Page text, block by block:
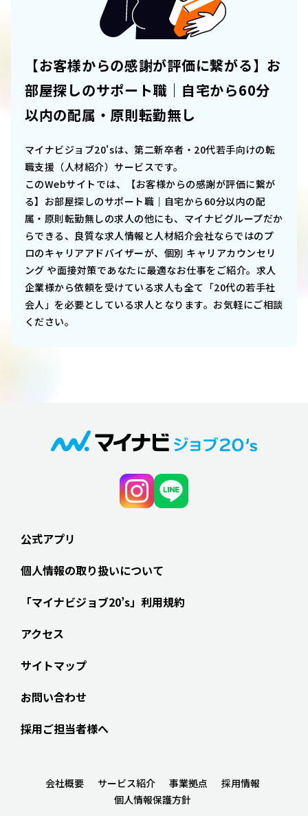
【お客様からの感謝が評価に繋がる】お
部屋探しのサポート職｜自宅から60分
以内の配属・原則転勤無し
マイナビジョブ20'sは、第二新卒者・20代若手向けの転
職支援（人材紹介）サービスです。
このWebサイトでは、
【お客様からの感謝が評価に繋が
る】お部屋探しのサポート職｜自宅から60分以内の配
属・原則転勤無しの求人の他にも、マイナビグループだか
らできる、良質な求人情報と人材紹介会社ならではのプ
ロのキャリアアドバイザーが、個別 キャリアカウンセリ
ング や面接対策であなたに最適なお仕事をご紹介。求人
企業様から依頼を受けている求人も全て「20代の若手社
会人」を必要としている求人となります。お気軽にご相談
ください。
公式アプリ
個人情報の取り扱いについて
「マイナビジョブ20’s」利用規約
アクセス
サイトマップ
お問い合わせ
採用ご担当者様へ
会社概要 サービス紹介 事業拠点
採用情報
個人情報保護方針